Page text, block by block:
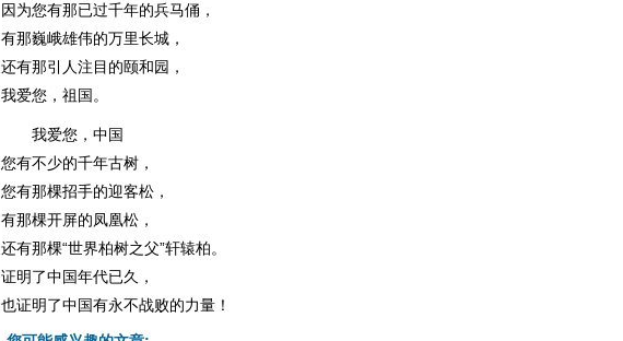
因为您有那已过千年的兵马俑，
有那巍峨雄伟的万里长城，
还有那引人注目的颐和园，
我爱您，祖国。
我爱您，中国
您有不少的千年古树，
您有那棵招手的迎客松，
有那棵开屏的凤凰松，
还有那棵“世界柏树之父”轩辕柏。
证明了中国年代已久，
也证明了中国有永不战败的力量！